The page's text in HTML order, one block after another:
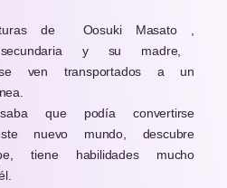
de
Oosuki Masato ,
y su madre,
ven transportados a un
que podía convertirse
nuevo mundo, descubre
tiene habilidades mucho